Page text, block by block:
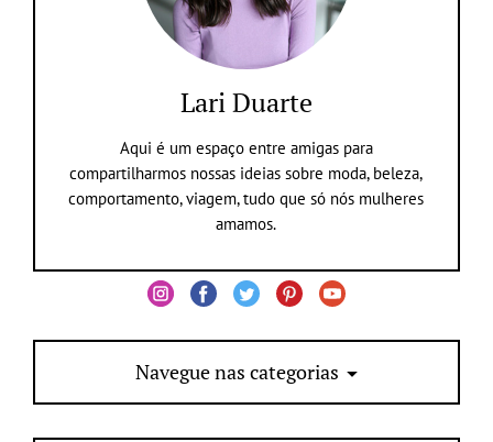
Lari Duarte
Aqui é um espaço entre amigas para
compartilharmos nossas ideias sobre moda, beleza,
comportamento, viagem, tudo que só nós mulheres
amamos.
Navegue nas categorias